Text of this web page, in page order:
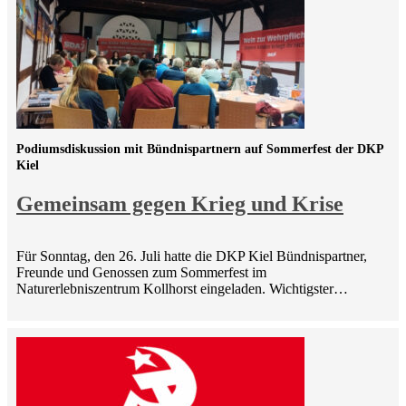
Gemeinsam gegen Krieg und Krise
Podiumsdiskussion mit Bündnispartnern auf Sommerfest der DKP
Kiel
Für Sonntag, den 26. Juli hatte die DKP Kiel Bündnispartner,
Freunde und Genossen zum Sommerfest im
Naturerlebniszentrum Kollhorst eingeladen. Wichtigster…